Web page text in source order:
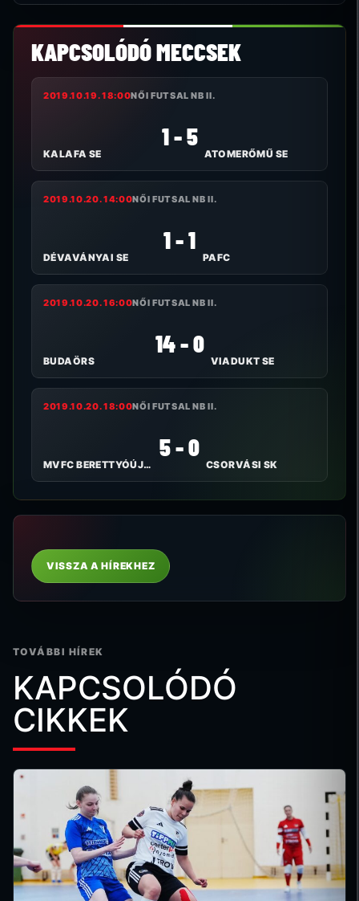
KAPCSOLÓDÓ MECCSEK
2019.10.19. 18:00NŐI FUTSAL NB II.
KALAFA SE
1 - 5
ATOMERŐMŰ SE
2019.10.20. 14:00NŐI FUTSAL NB II.
DÉVAVÁNYAI SE
1 - 1
PAFC
2019.10.20. 16:00NŐI FUTSAL NB II.
BUDAÖRS
14 - 0
VIADUKT SE
2019.10.20. 18:00NŐI FUTSAL NB II.
MVFC BERETTYÓÚJFALU
5 - 0
CSORVÁSI SK
VISSZA A HÍREKHEZ
TOVÁBBI HÍREK
KAPCSOLÓDÓ
CIKKEK